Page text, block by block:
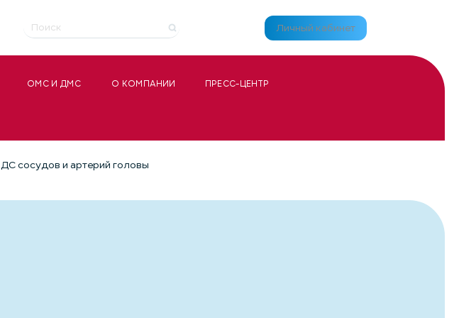
Личный кабинет
ОМС И ДМС О КОМПАНИИ ПРЕСС-ЦЕНТР
ДС сосудов и артерий головы